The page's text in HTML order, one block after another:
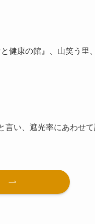
健康の館』、山笑う里
言い、遮光率にあわせ